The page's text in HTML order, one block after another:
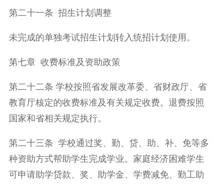
第二十一条 招生计划调整
未完成的单独考试招生计划转入统招计划使用。
第七章 收费标准及资助政策
第二十二条 学校按照省发展改革委、省财政厅、省
教育厅核定的收费标准及有关规定收费。退费按照
国家和省相关规定执行。
第二十三条 学校通过奖、勤、贷、助、补、免等多
种资助方式帮助学生完成学业。家庭经济困难学生
可申请助学贷款、奖、助学金、学费减免、勤工助